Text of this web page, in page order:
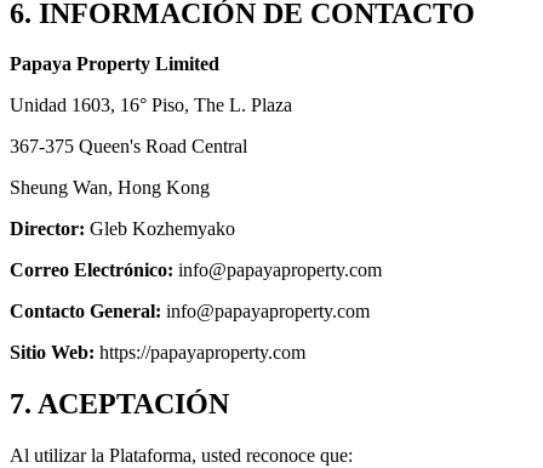
6. INFORMACIÓN DE CONTACTO
Papaya Property Limited
Unidad 1603, 16° Piso, The L. Plaza
367-375 Queen's Road Central
Sheung Wan, Hong Kong
Director: Gleb Kozhemyako
Correo Electrónico: info@papayaproperty.com
Contacto General: info@papayaproperty.com
Sitio Web: https://papayaproperty.com
7. ACEPTACIÓN
Al utilizar la Plataforma, usted reconoce que: